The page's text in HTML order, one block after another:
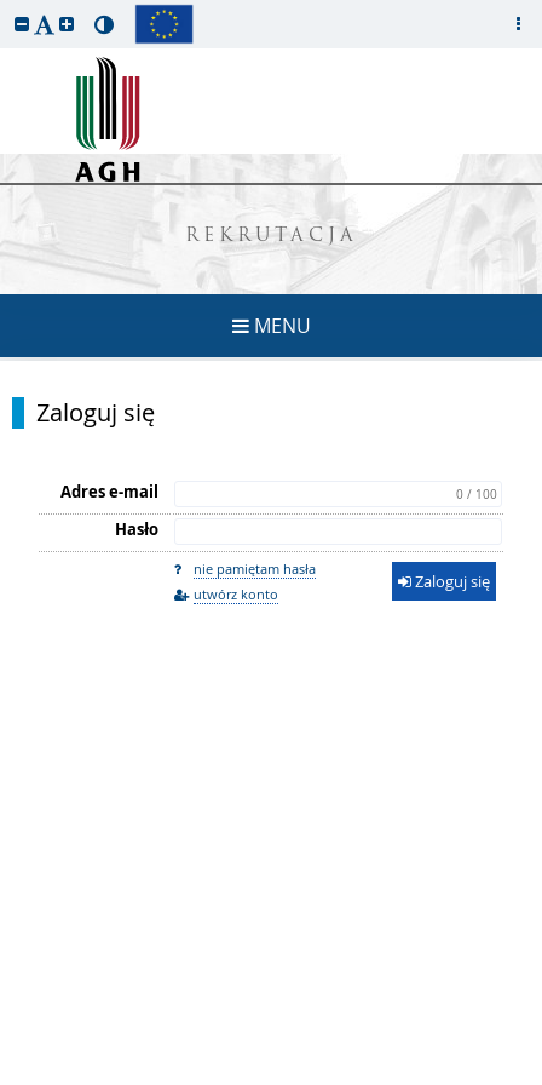
REKRUTACJA
MENU
Zaloguj się
Adres e-mail 0 / 100
Hasło
nie pamiętam hasła
utwórz konto
Zaloguj się